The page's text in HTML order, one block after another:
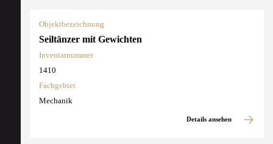
Objektbezeichnung
Seiltänzer mit Gewichten
Inventarnummer
1410
Fachgebiet
Mechanik
Details ansehen